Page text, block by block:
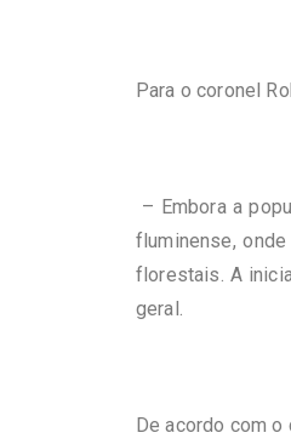
Para o coronel
– Embora a
fluminense,
florestais. A
geral.
De acordo com o